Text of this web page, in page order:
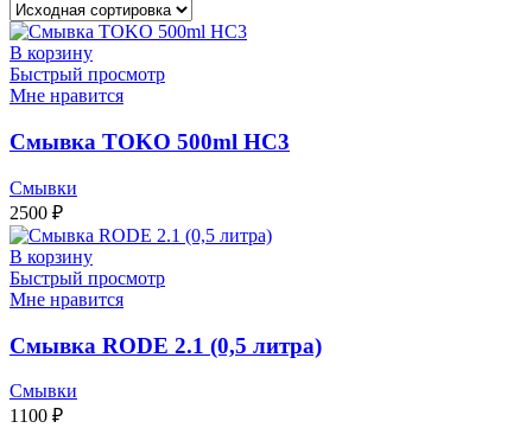
В корзину
Быстрый просмотр
Мне нравится
Смывка TOKO 500ml HC3
Смывки
2500 ₽
В корзину
Быстрый просмотр
Мне нравится
Смывка RODE 2.1 (0,5 литра)
Смывки
1100 ₽